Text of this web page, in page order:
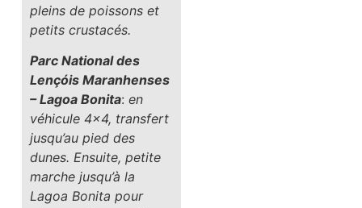
pleins de poissons et
petits crustacés.
Parc National des
Lençóis Maranhenses
– Lagoa Bonita: en
véhicule 4×4, transfert
jusqu’au pied des
dunes. Ensuite, petite
marche jusqu’à la
Lagoa Bonita pour